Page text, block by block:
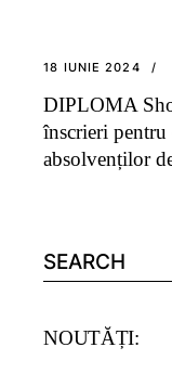
18 IUNIE 2024
DIPLOMA
înscrieri
absolvenților
Search
for:
NOUTĂȚI: